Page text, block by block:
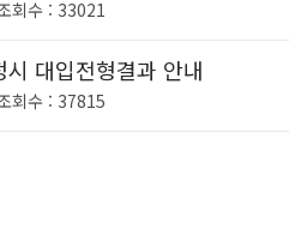
33021
대입전형결과 안내
37815